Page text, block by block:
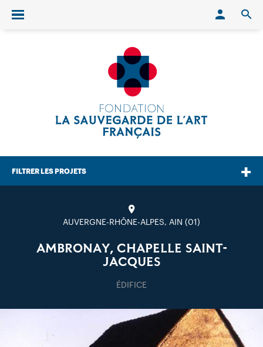
Ouvrir/fermer le menu
FILTRER LES PROJETS
AUVERGNE-RHÔNE-ALPES, AIN (01)
AMBRONAY, CHAPELLE SAINT-
JACQUES
ÉDIFICE